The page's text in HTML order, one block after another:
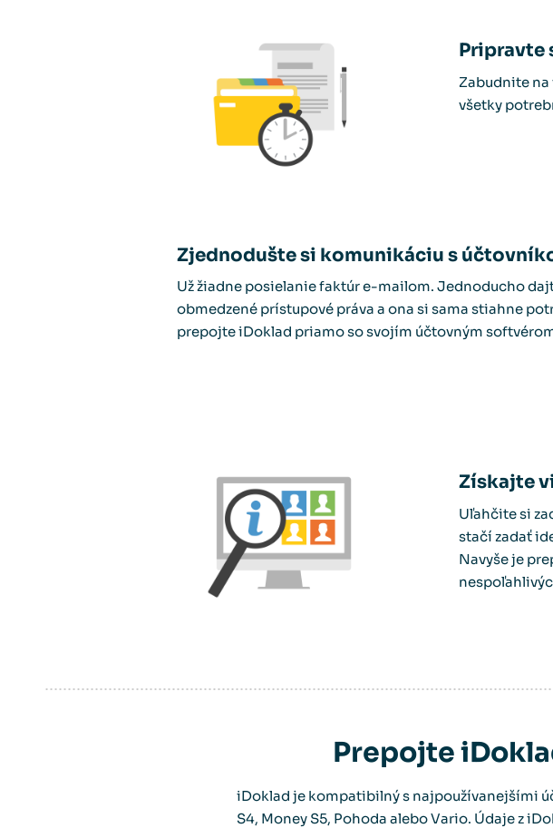
Pripravte
Zabudnite
všetky
Zjednodušte si komunikáciu s
Už žiadne posielanie faktúr e-mailom. Jednoducho
obmedzené prístupové práva a ona si sama stiahne
prepojte iDoklad priamo so svojím účtovným
Získajte
Uľahčite si
stačí zadať
Navyše je
Prepojte
iDoklad je kompatibilný s najpoužívanejšími
S4, Money S5, Pohoda alebo Vario. Údaje z